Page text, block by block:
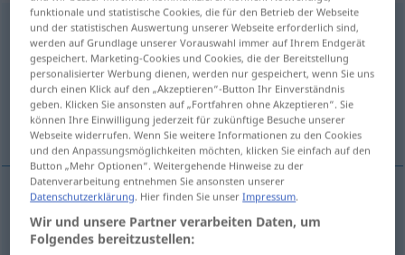
Asylantinf
Übersicht aller Übersetzungen
(Für mehr Details die Übersetzung anklicken/antippen)
azylantka
azylantkaf Asylantin
funktionale und statistische Cookies, die für den Betrieb der Webseite
und der statistischen Auswertung unserer Webseite erforderlich sind,
werden auf Grundlage unserer Vorauswahl immer auf Ihrem Endgerät
gespeichert. Marketing-Cookies und Cookies, die der Bereitstellung
personalisierter Werbung dienen, werden nur gespeichert, wenn Sie uns
durch einen Klick auf den „Akzeptieren“-Button Ihr Einverständnis
geben. Klicken Sie ansonsten auf „Fortfahren ohne Akzeptieren“. Sie
können Ihre Einwilligung jederzeit für zukünftige Besuche unserer
Webseite widerrufen. Wenn Sie weitere Informationen zu den Cookies
und den Anpassungsmöglichkeiten möchten, klicken Sie einfach auf den
Button „Mehr Optionen“. Weitergehende Hinweise zu der
Datenverarbeitung entnehmen Sie ansonsten unserer
Datenschutzerklärung. Hier finden Sie unserImpressum.
Wir und unsere Partner verarbeiten Daten, um
Folgendes bereitzustellen: